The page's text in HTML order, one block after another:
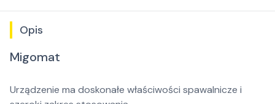
Opis
Migomat
Urządzenie ma doskonałe właściwości spawalnicze i